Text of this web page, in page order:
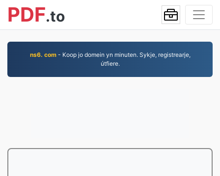
PDF.to
ns6. com- Koop jo domein yn minuten. Sykje, registrearje,
útfiere.